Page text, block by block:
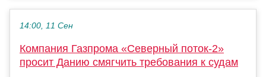
14:00, 11 Сен
Компания Газпрома «Северный поток-2»
просит Данию смягчить требования к судам